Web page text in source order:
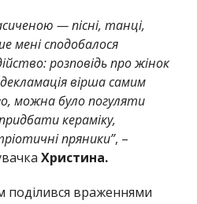
— пісні, танці,
мені сподобалося
розповідь про жінок
вірша самим
можна було погуляти
кераміку,
пряники”, –
Христина.
враженнями